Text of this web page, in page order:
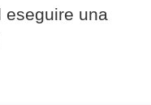
eseguire una